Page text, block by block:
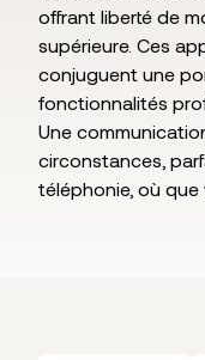
offrant liberté de
supérieure. Ces
conjuguent une
fonctionnalités
Une
circonstances,
téléphonie, où que